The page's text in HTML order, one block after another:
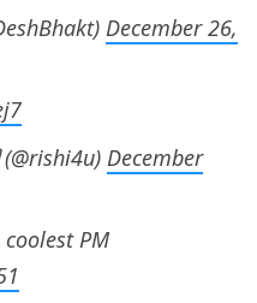
December 26,
December
PM